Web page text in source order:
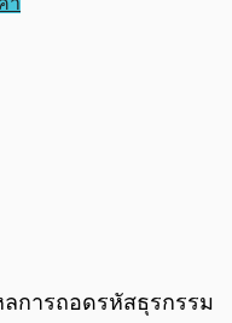
การถอดรหัสธุรกรรม